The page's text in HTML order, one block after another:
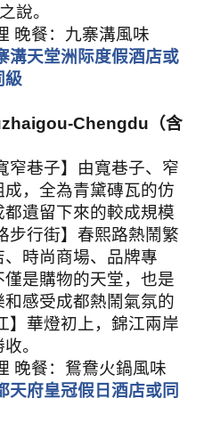
之說。
晚餐：九寨溝風味
溝天堂洲际度假酒店或
級
Chengdu （含
窄巷子】由寬巷子、窄
，全為青黛磚瓦的仿
遺留下來的較成規模
步行街】春熙路熱鬧繁
時尚商場、品牌專
是購物的天堂，也是
感受成都熱鬧氣氛的
】華燈初上，錦江兩岸
。
晚餐：鴛鴦火鍋風味
天府皇冠假日酒店或同